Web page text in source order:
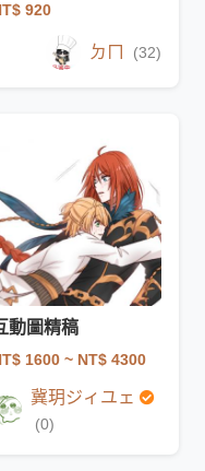
920
ㄉㄇ (32)
動圖精稿
1600 ~ NT$ 4300
冀玥ジィユェ
(0)